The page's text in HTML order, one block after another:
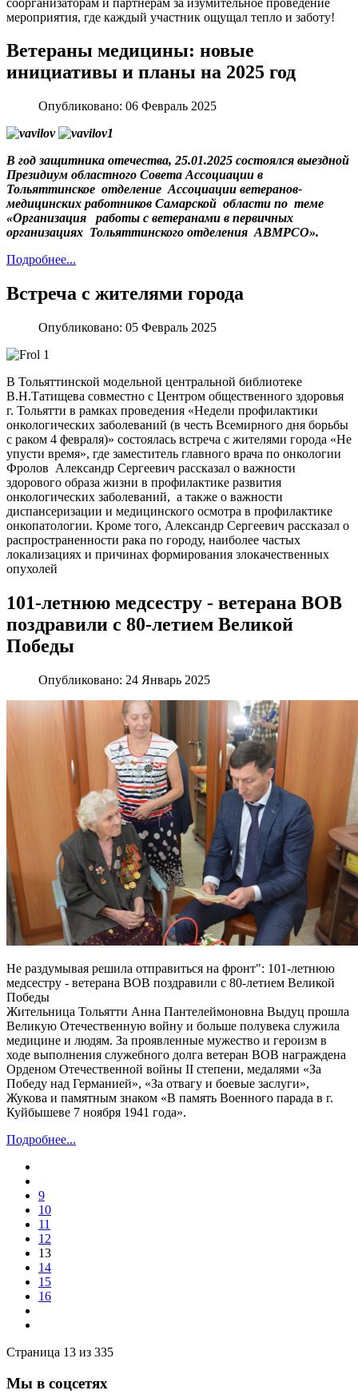
мероприятия, где каждый участник ощущал тепло и заботу!
Ветераны медицины: новые
инициативы и планы на 2025 год
Опубликовано: 06 Февраль 2025
В год защитника отечества, 25.01.2025 состоялся выездной
Президиум областного Совета Ассоциации в
Тольяттинское отделение Ассоциации ветеранов-
медицинских работников Самарской области по теме
«Организация работы с ветеранами в первичных
организациях Тольяттинского отделения АВМРСО».
Подробнее...
Встреча с жителями города
Опубликовано: 05 Февраль 2025
В Тольяттинской модельной центральной библиотеке
В.Н.Татищева совместно с Центром общественного здоровья
г. Тольятти в рамках проведения «Недели профилактики
онкологических заболеваний (в честь Всемирного дня борьбы
с раком 4 февраля)» состоялась встреча с жителями города «Не
упусти время», где заместитель главного врача по онкологии
Фролов Александр Сергеевич рассказал о важности
здорового образа жизни в профилактике развития
онкологических заболеваний, а также о важности
диспансеризации и медицинского осмотра в профилактике
онкопатологии. Кроме того, Александр Сергеевич рассказал о
распространенности рака по городу, наиболее частых
локализациях и причинах формирования злокачественных
опухолей
101-летнюю медсестру - ветерана ВОВ
поздравили с 80-летием Великой
Победы
Опубликовано: 24 Январь 2025
Не раздумывая решила отправиться на фронт": 101-летнюю
медсестру - ветерана ВОВ поздравили с 80-летием Великой
Победы
Жительница Тольятти Анна Пантелеймоновна Выдуц прошла
Великую Отечественную войну и больше полувека служила
медицине и людям. За проявленные мужество и героизм в
ходе выполнения служебного долга ветеран ВОВ награждена
Орденом Отечественной войны II степени, медалями «За
Победу над Германией», «За отвагу и боевые заслуги»,
Жукова и памятным знаком «В память Военного парада в г.
Куйбышеве 7 ноября 1941 года».
Подробнее...
9
10
11
12
13
14
15
16
Страница 13 из 335
Мы в соцсетях